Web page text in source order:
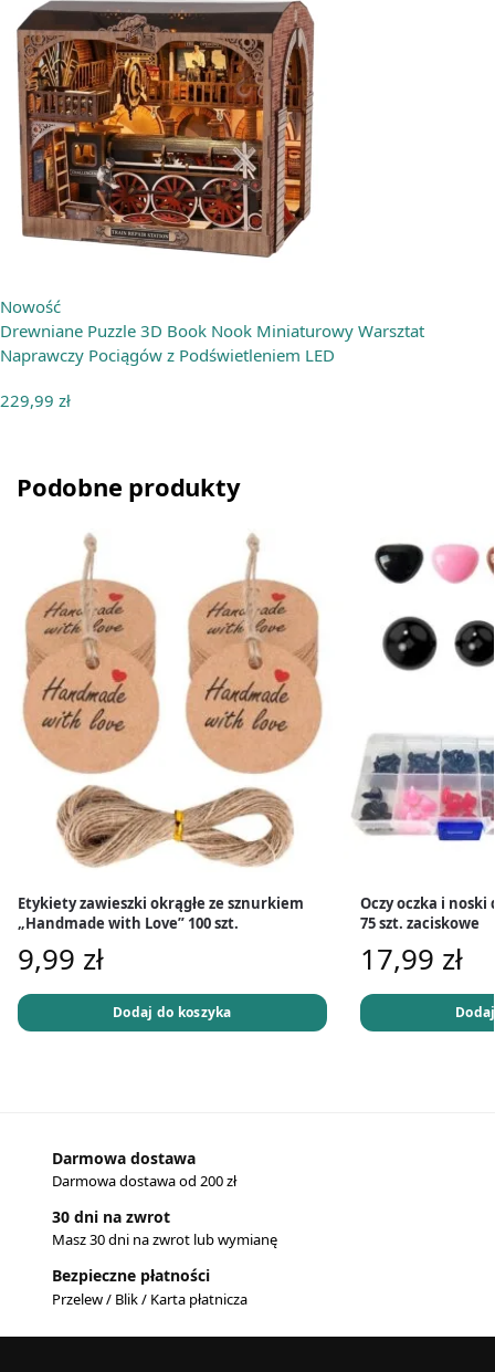
Nowość
Drewniane Puzzle 3D Book Nook Miniaturowy Warsztat
Naprawczy Pociągów z Podświetleniem LED
229,99 zł
Podobne produkty
Etykiety zawieszki okrągłe ze sznurkiem
„Handmade with Love” 100 szt.
9,99 zł
Dodaj do koszyka
Oczy oczka i
75 szt. zaciskowe
17,99 zł
Darmowa dostawa
Darmowa dostawa od 200 zł
30 dni na zwrot
Masz 30 dni na zwrot lub wymianę
Bezpieczne płatności
Przelew / Blik / Karta płatnicza